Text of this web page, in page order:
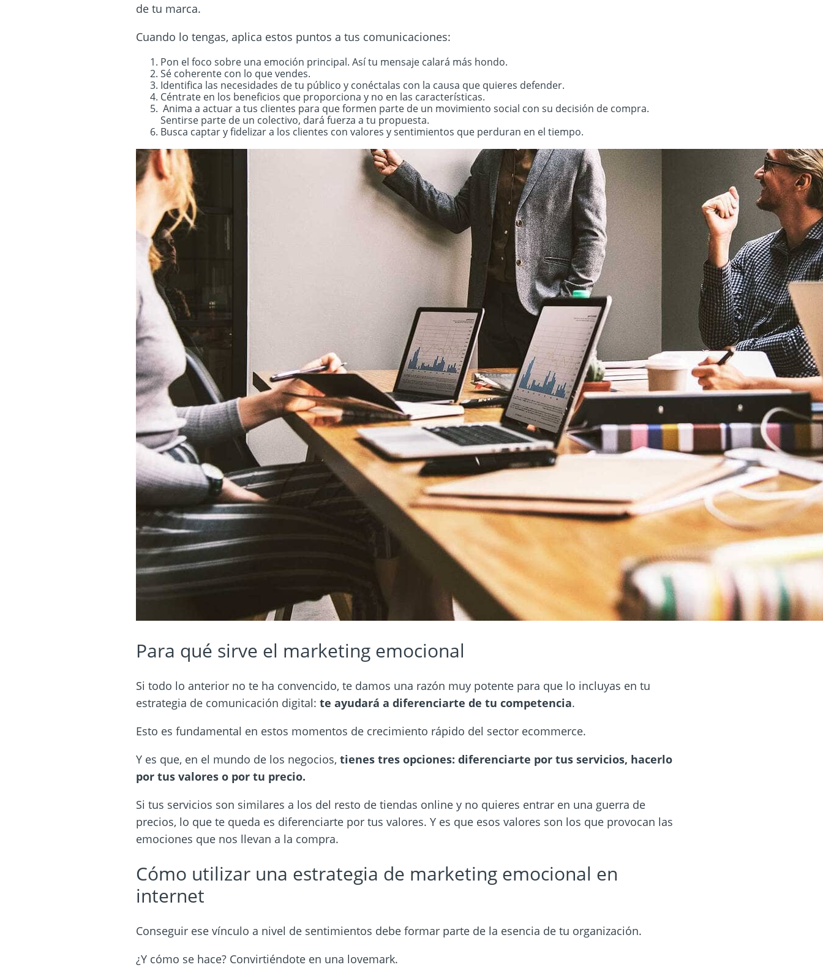
de tu marca.
Cuando lo tengas, aplica estos puntos a tus comunicaciones:
Pon el foco sobre una emoción principal. Así tu mensaje calará más hondo.
Sé coherente con lo que vendes.
Identifica las necesidades de tu público y conéctalas con la causa que quieres defender.
Céntrate en los beneficios que proporciona y no en las características.
Anima a actuar a tus clientes para que formen parte de un movimiento social con su decisión de compra.
Sentirse parte de un colectivo, dará fuerza a tu propuesta.
Busca captar y fidelizar a los clientes con valores y sentimientos que perduran en el tiempo.
Para qué sirve el marketing emocional
Si todo lo anterior no te ha convencido, te damos una razón muy potente para que lo incluyas en tu
estrategia de comunicación digital: te ayudará a diferenciarte de tu competencia.
Esto es fundamental en estos momentos de crecimiento rápido del sector ecommerce.
Y es que, en el mundo de los negocios, tienes tres opciones: diferenciarte por tus servicios, hacerlo
por tus valores o por tu precio.
Si tus servicios son similares a los del resto de tiendas online y no quieres entrar en una guerra de
precios, lo que te queda es diferenciarte por tus valores. Y es que esos valores son los que provocan las
emociones que nos llevan a la compra.
Cómo utilizar una estrategia de marketing emocional en
internet
Conseguir ese vínculo a nivel de sentimientos debe formar parte de la esencia de tu organización.
¿Y cómo se hace? Convirtiéndote en una lovemark.